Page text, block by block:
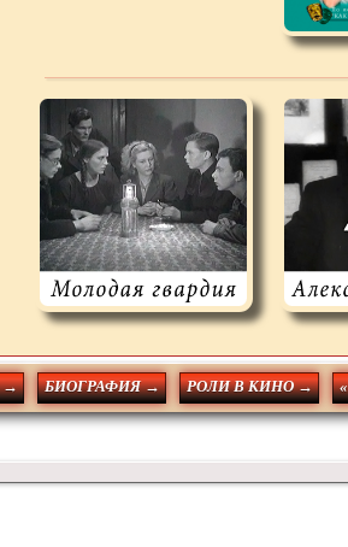
→ БИОГРАФИЯ → РОЛИ В КИНО →